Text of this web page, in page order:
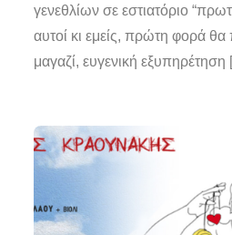
γενεθλίων σε εστιατόριο
αυτοί κι εμείς, πρώτη φορά
μαγαζί, ευγενική